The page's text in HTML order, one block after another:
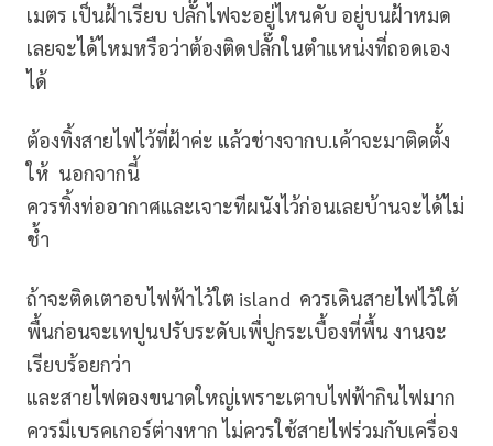
เมตร เป็นฝ้าเรียบ ปลั๊กไฟจะอยู่ไหนคับ อยู่บนฝ้าหมด
เลยจะได้ไหมหรือว่าต้องติดปลั๊กในตำแหน่งที่ถอดเอง
ได้
ต้องทิ้งสายไฟไว้ที่ฝ้าค่ะ แล้วช่างจากบ.เค้าจะมาติดตั้ง
ให้ นอกจากนี้
ควรทิ้งท่ออากาศและเจาะทีผนังไว้ก่อนเลยบ้านจะได้ไม่
ช้ำ
ถ้าจะติดเตาอบไฟฟ้าไว้ใต island ควรเดินสายไฟไว้ใต้
พื้นก่อนจะเทปูนปรับระดับเพื่ปูกระเบื้องที่พื้น งานจะ
เรียบร้อยกว่า
และสายไฟตองขนาดใหญ่เพราะเตาบไฟฟ้ากินไฟมาก
ควรมีเบรคเกอร์ต่างหาก ไม่ควรใช้สายไฟร่วมกับเครื่อง